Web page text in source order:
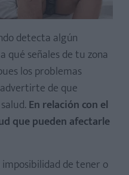
detecta algún
qué señales de tu zona
los problemas
de que
En relación con el
que pueden afectarle
imposibilidad de tener o